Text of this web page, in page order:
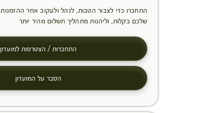
התחברו כדי לצבור הטבות, לנהל ולעקוב אחר ההזמנות
שלכם בקלות, וליהנות מתהליך תשלום מהיר יותר
התחברות / הצטרפות למועדון
הסבר על המועדון